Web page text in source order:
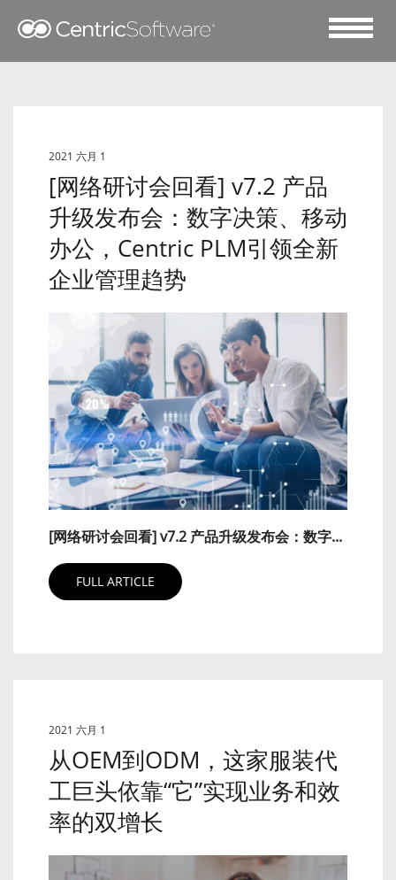
2021 六月 1
[网络研讨会回看] v7.2 产品
升级发布会：数字决策、移动
办公，Centric PLM引领全新
企业管理趋势
[网络研讨会回看] v7.2 产品升级发布会：数字...
FULL ARTICLE
2021 六月 1
从OEM到ODM，这家服装代
工巨头依靠“它”实现业务和效
率的双增长